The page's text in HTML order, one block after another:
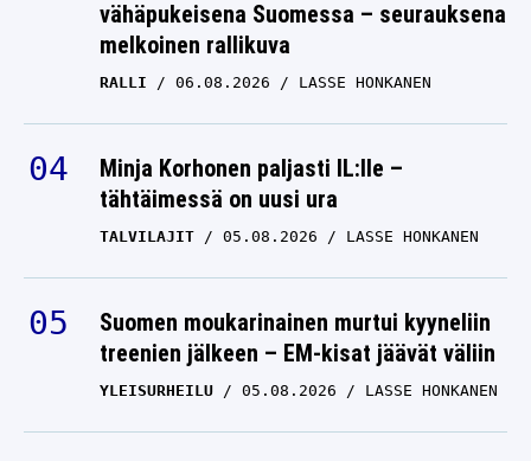
vähäpukeisena Suomessa – seurauksena
melkoinen rallikuva
RALLI 06.08.2026 LASSE HONKANEN
Minja Korhonen paljasti IL:lle –
tähtäimessä on uusi ura
TALVILAJIT 05.08.2026 LASSE HONKANEN
Suomen moukarinainen murtui kyyneliin
treenien jälkeen – EM-kisat jäävät väliin
YLEISURHEILU 05.08.2026 LASSE HONKANEN